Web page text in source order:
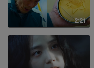
2:21